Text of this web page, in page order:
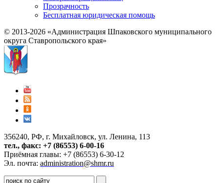
Прозрачность
Бесплатная юридическая помощь
© 2013-2026 «Администрация Шпаковского муниципального
округа Ставропольского края»
356240, РФ, г. Михайловск, ул. Ленина, 113
тел., факс: +7 (86553) 6-00-16
Приёмная главы: +7 (86553) 6-30-12
Эл. почта: administration@shmr.ru